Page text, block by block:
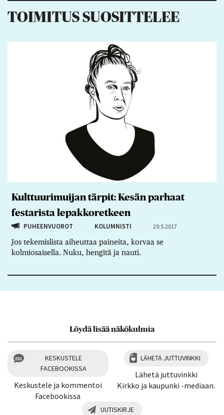
TOIMITUS SUOSITTELEE
Kulttuurimuijan tärpit: Kesän parhaat
festarista lepakkoretkeen
PUHEENVUOROT KOLUMNISTI 29.5.2017
Jos tekemislista aiheuttaa paineita, korvaa se
kolmiosaisella. Nuku, hengitä ja nauti.
Löydä lisää näkökulmia
KESKUSTELE
FACEBOOKISSA
Keskustele ja kommentoi
Facebookissa
LÄHETÄ JUTTUVINKKI
Lähetä juttuvinkki
Kirkko ja kaupunki -mediaan.
UUTISKIRJE